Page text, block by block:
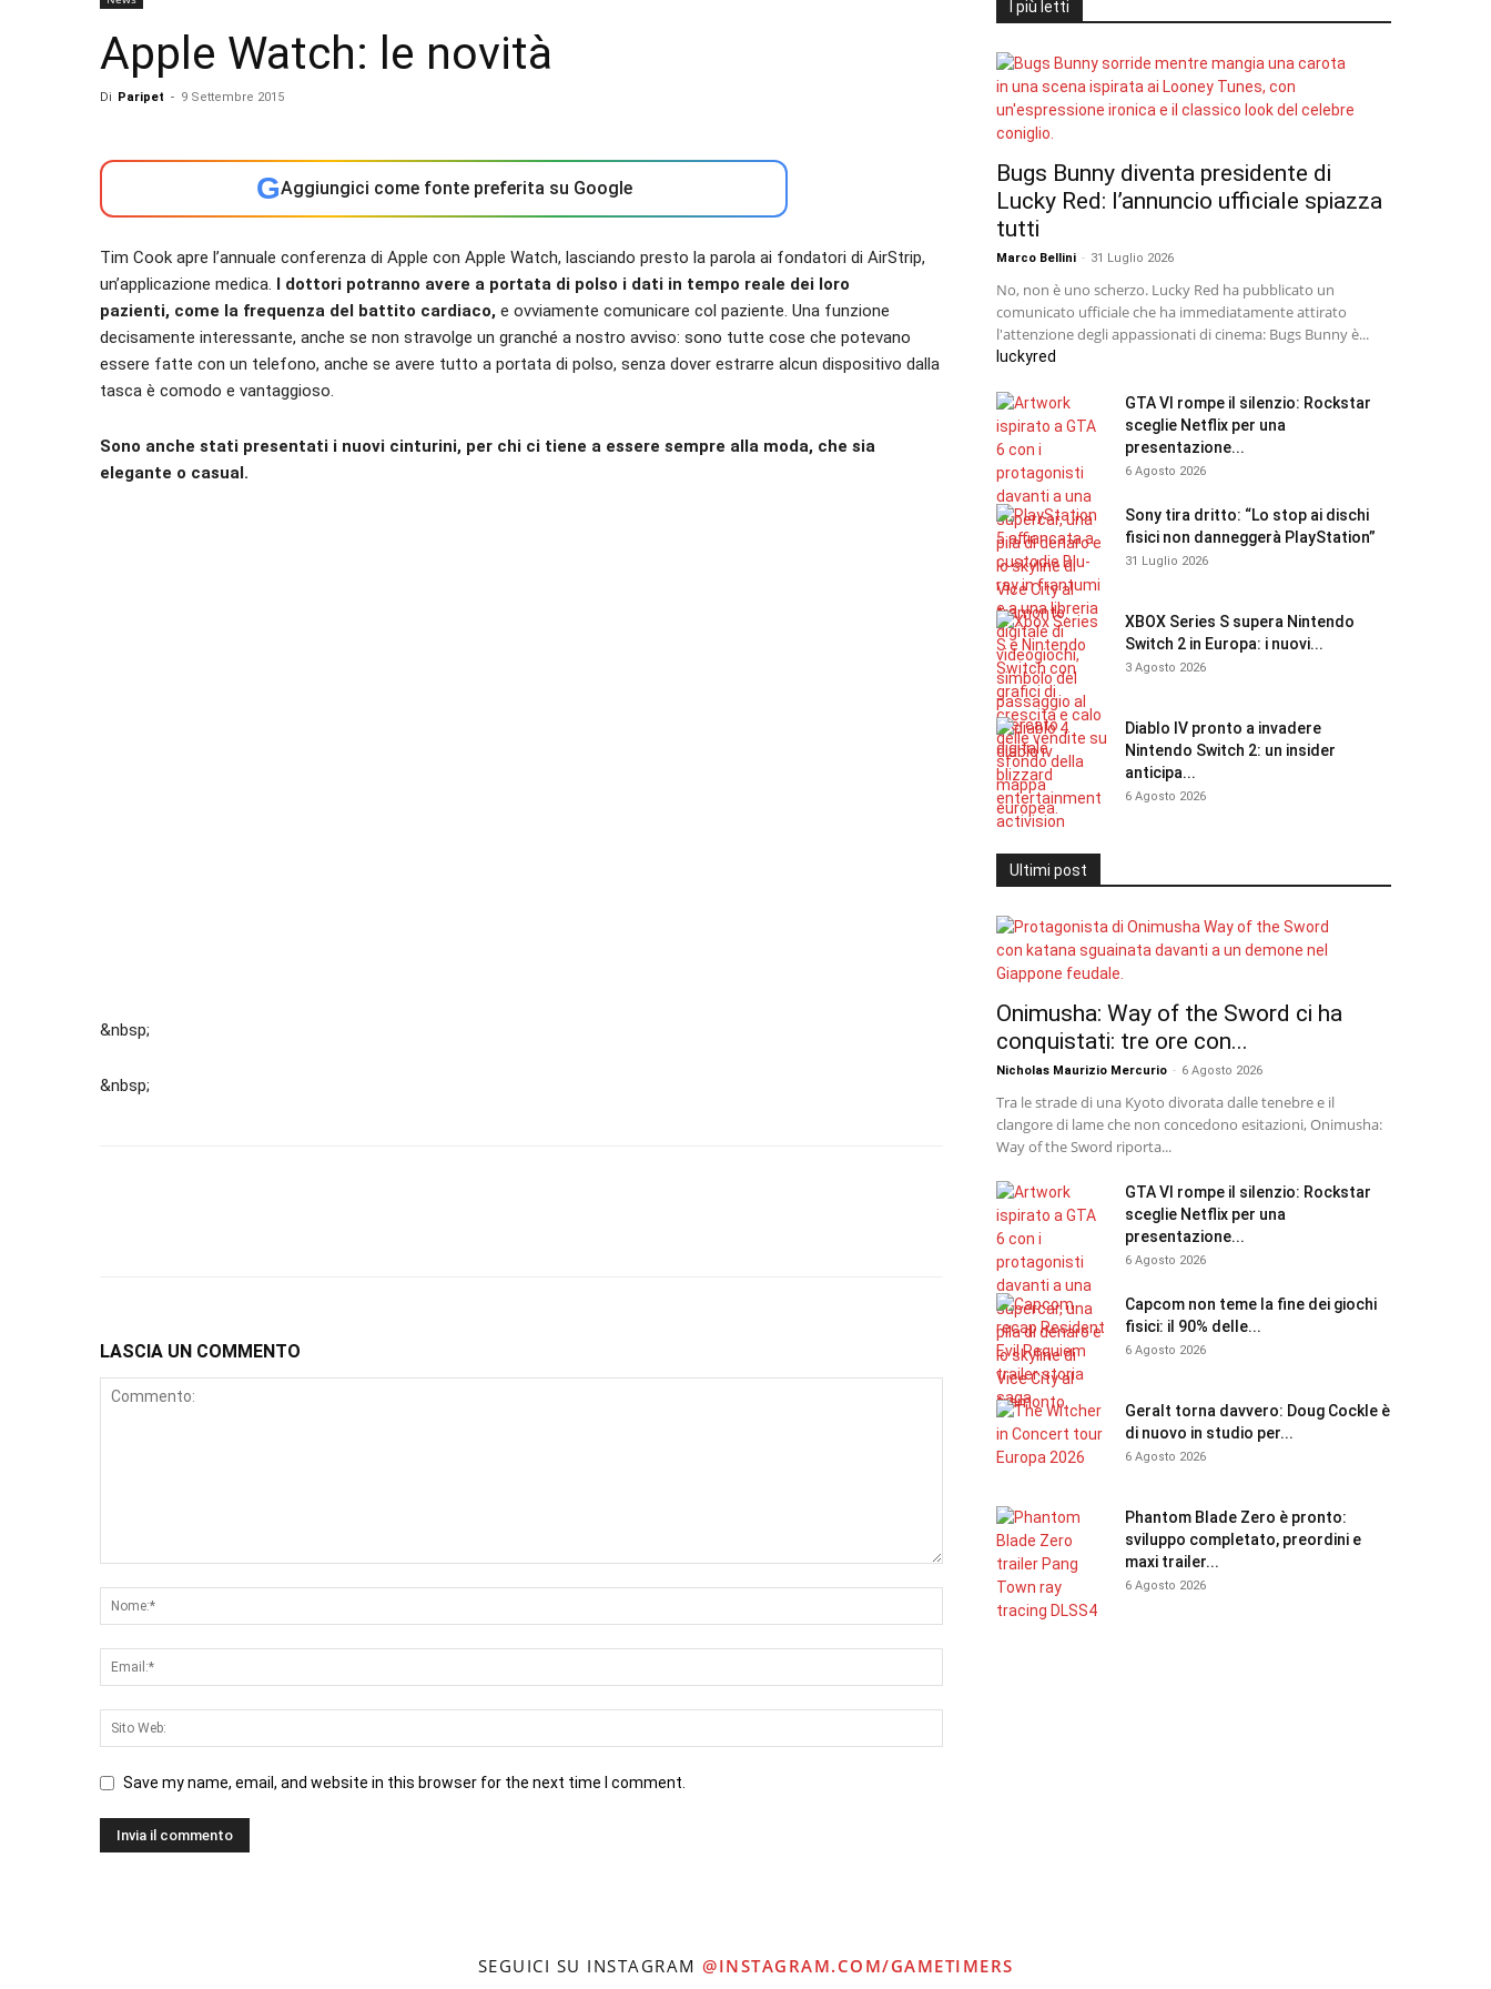
Apple Watch: le novità
Di Paripet - 9 Settembre 2015
GAggiungici come fonte preferita su Google
Tim Cook apre l’annuale conferenza di Apple con Apple Watch, lasciando presto la parola ai fondatori di AirStrip,
un’applicazione medica. I dottori potranno avere a portata di polso i dati in tempo reale dei loro
pazienti, come la frequenza del battito cardiaco, e ovviamente comunicare col paziente. Una funzione
decisamente interessante, anche se non stravolge un granché a nostro avviso: sono tutte cose che potevano
essere fatte con un telefono, anche se avere tutto a portata di polso, senza dover estrarre alcun dispositivo dalla
tasca è comodo e vantaggioso.
Sono anche stati presentati i nuovi cinturini, per chi ci tiene a essere sempre alla moda, che sia
elegante o casual.
&nbsp;
&nbsp;
LASCIA UN COMMENTO
Save my name, email, and website in this browser for the next time I comment.
I più letti
Bugs Bunny diventa presidente di
Lucky Red: l’annuncio ufficiale spiazza
tutti
Marco Bellini - 31 Luglio 2026
No, non è uno scherzo. Lucky Red ha pubblicato un
comunicato ufficiale che ha immediatamente attirato
l'attenzione degli appassionati di cinema: Bugs Bunny è...
luckyred
GTA VI rompe il silenzio: Rockstar
sceglie Netflix per una
presentazione...
6 Agosto 2026
Sony tira dritto: “Lo stop ai dischi
fisici non danneggerà PlayStation”
31 Luglio 2026
XBOX Series S supera Nintendo
Switch 2 in Europa: i nuovi...
3 Agosto 2026
Diablo IV pronto a invadere
Nintendo Switch 2: un insider
anticipa...
6 Agosto 2026
Ultimi post
Onimusha: Way of the Sword ci ha
conquistati: tre ore con...
Nicholas Maurizio Mercurio - 6 Agosto 2026
Tra le strade di una Kyoto divorata dalle tenebre e il
clangore di lame che non concedono esitazioni, Onimusha:
Way of the Sword riporta...
GTA VI rompe il silenzio: Rockstar
sceglie Netflix per una
presentazione...
6 Agosto 2026
Capcom non teme la fine dei giochi
fisici: il 90% delle...
6 Agosto 2026
Geralt torna davvero: Doug Cockle è
di nuovo in studio per...
6 Agosto 2026
Phantom Blade Zero è pronto:
sviluppo completato, preordini e
maxi trailer...
6 Agosto 2026
SEGUICI SU INSTAGRAM @INSTAGRAM.COM/GAMETIMERS